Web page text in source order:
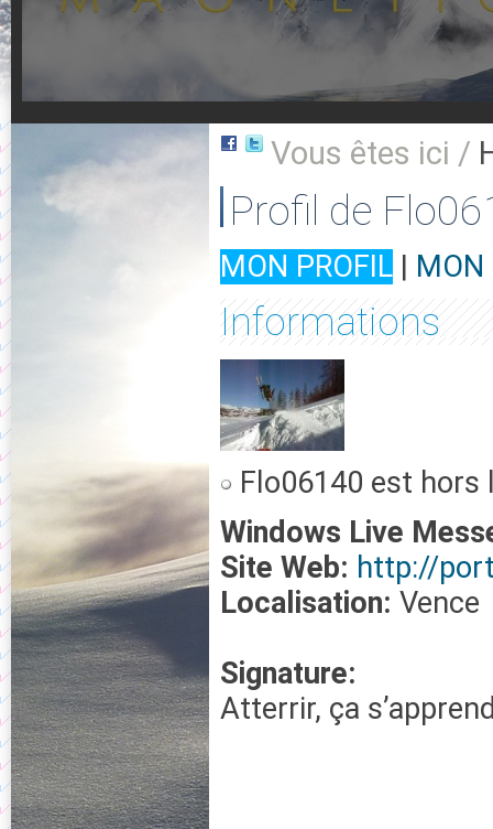
Vous êtes ici /
Profil de
MON PROFIL | MON
Informations
Flo06140 est hors
Windows Live
Site Web: http://
Localisation: Vence
Signature:
Atterrir, ça